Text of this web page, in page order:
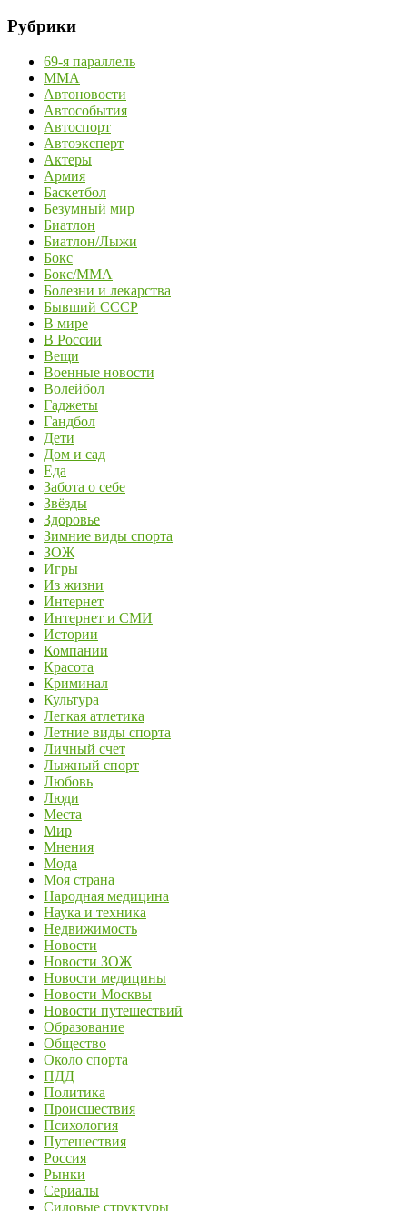
Рубрики
69-я параллель
MMA
Автоновости
Автособытия
Автоспорт
Автоэксперт
Актеры
Армия
Баскетбол
Безумный мир
Биатлон
Биатлон/Лыжи
Бокс
Бокс/MMA
Болезни и лекарства
Бывший СССР
В мире
В России
Вещи
Военные новости
Волейбол
Гаджеты
Гандбол
Дети
Дом и сад
Еда
Забота о себе
Звёзды
Здоровье
Зимние виды спорта
ЗОЖ
Игры
Из жизни
Интернет
Интернет и СМИ
Истории
Компании
Красота
Криминал
Культура
Легкая атлетика
Летние виды спорта
Личный счет
Лыжный спорт
Любовь
Люди
Места
Мир
Мнения
Мода
Моя страна
Народная медицина
Наука и техника
Недвижимость
Новости
Новости ЗОЖ
Новости медицины
Новости Москвы
Новости путешествий
Образование
Общество
Около спорта
ПДД
Политика
Происшествия
Психология
Путешествия
Россия
Рынки
Сериалы
Силовые структуры